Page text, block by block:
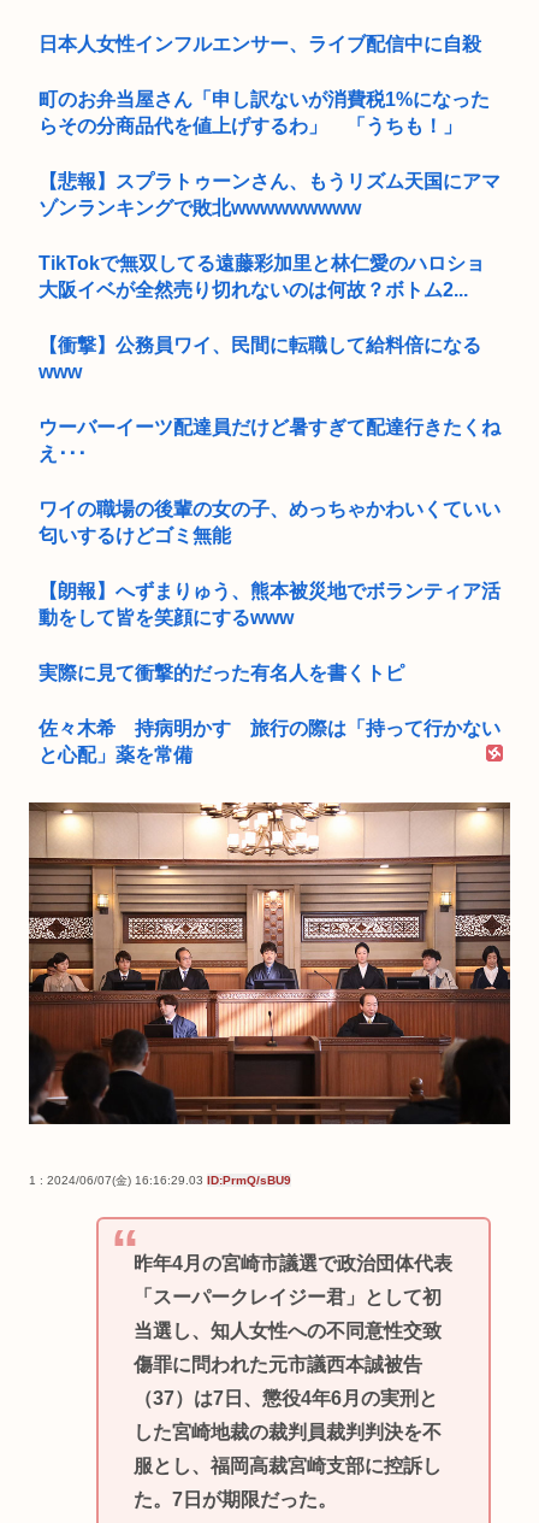
日本人女性インフルエンサー、ライブ配信中に自殺
町のお弁当屋さん「申し訳ないが消費税1%になった
らその分商品代を値上げするわ」 「うちも！」
【悲報】スプラトゥーンさん、もうリズム天国にアマ
ゾンランキングで敗北wwwwwwwww
TikTokで無双してる遠藤彩加里と林仁愛のハロショ
大阪イベが全然売り切れないのは何故？ボトム2...
【衝撃】公務員ワイ、民間に転職して給料倍になる
www
ウーバーイーツ配達員だけど暑すぎて配達行きたくね
え･･･
ワイの職場の後輩の女の子、めっちゃかわいくていい
匂いするけどゴミ無能
【朗報】へずまりゅう、熊本被災地でボランティア活
動をして皆を笑顔にするwww
実際に見て衝撃的だった有名人を書くトピ
佐々木希 持病明かす 旅行の際は「持って行かない
と心配」薬を常備
1 : 2024/06/07(金) 16:16:29.03 ID:PrmQ/sBU9
昨年4月の宮崎市議選で政治団体代表
「スーパークレイジー君」として初
当選し、知人女性への不同意性交致
傷罪に問われた元市議西本誠被告
（37）は7日、懲役4年6月の実刑と
した宮崎地裁の裁判員裁判判決を不
服とし、福岡高裁宮崎支部に控訴し
た。7日が期限だった。